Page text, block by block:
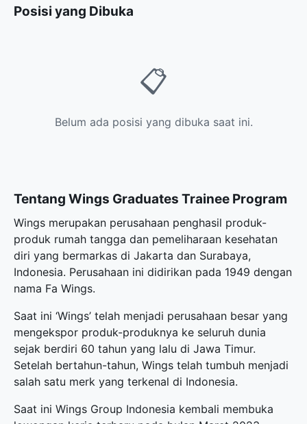
Posisi yang Dibuka
📋
Belum ada posisi yang dibuka saat ini.
Tentang Wings Graduates Trainee Program
Wings merupakan perusahaan penghasil produk-
produk rumah tangga dan pemeliharaan kesehatan
diri yang bermarkas di Jakarta dan Surabaya,
Indonesia. Perusahaan ini didirikan pada 1949 dengan
nama Fa Wings.
Saat ini ‘Wings’ telah menjadi perusahaan besar yang
mengekspor produk-produknya ke seluruh dunia
sejak berdiri 60 tahun yang lalu di Jawa Timur.
Setelah bertahun-tahun, Wings telah tumbuh menjadi
salah satu merk yang terkenal di Indonesia.
Saat ini Wings Group Indonesia kembali membuka